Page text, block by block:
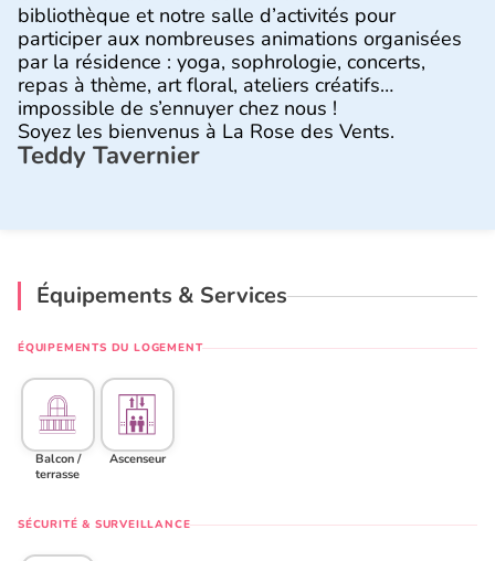
bibliothèque et notre salle d’activités pour
participer aux nombreuses animations organisées
par la résidence : yoga, sophrologie, concerts,
repas à thème, art floral, ateliers créatifs…
impossible de s’ennuyer chez nous !
Soyez les bienvenus à La Rose des Vents.
Teddy Tavernier
Équipements & Services
ÉQUIPEMENTS DU LOGEMENT
Balcon /
terrasse
Ascenseur
SÉCURITÉ & SURVEILLANCE